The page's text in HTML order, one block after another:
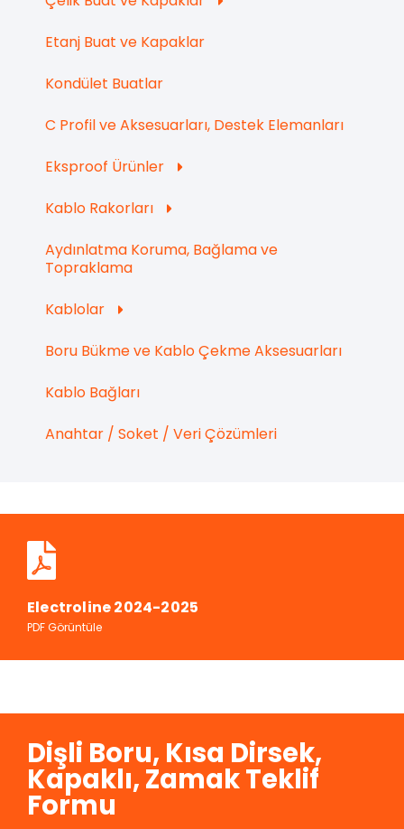
Etanj Buat ve Kapaklar
Kondület Buatlar
C Profil ve Aksesuarları, Destek Elemanları
Eksproof Ürünler
Kablo Rakorları
Aydınlatma Koruma, Bağlama ve
Topraklama
Kablolar
Boru Bükme ve Kablo Çekme Aksesuarları
Kablo Bağları
Anahtar / Soket / Veri Çözümleri
Electroline 2024-2025
PDF Görüntüle
Dişli Boru, Kısa Dirsek,
Kapaklı, Zamak Teklif
Formu